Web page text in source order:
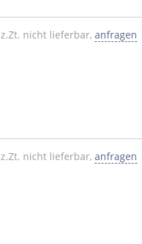
z.Zt. nicht lieferbar, anfragen
z.Zt. nicht lieferbar, anfragen